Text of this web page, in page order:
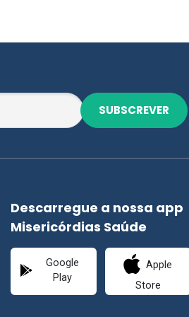
SUBSCREVER
Descarregue a nossa app
Misericórdias Saúde
Google
Play
Apple
Store